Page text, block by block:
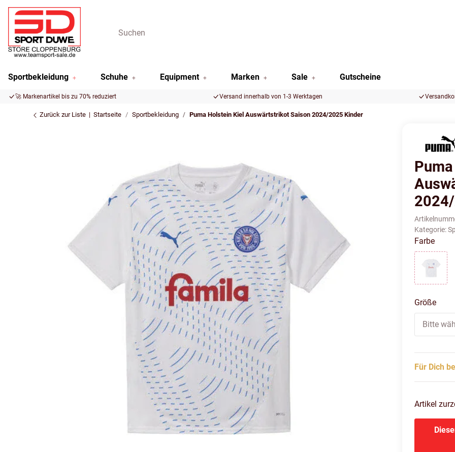
Sportbekleidung Schuhe Equipment Marken Sale Gutscheine
🚀 Markenartikel bis zu 70% reduziert Versand innerhalb von 1-3 Werktagen
Zurück zur Liste Startseite Sportbekleidung Puma Holstein Kiel Auswärtstrikot Saison 2024/2025 Kinder
Kategorie:
Farbe
Größe
Bitte
Für Dich
Artikel